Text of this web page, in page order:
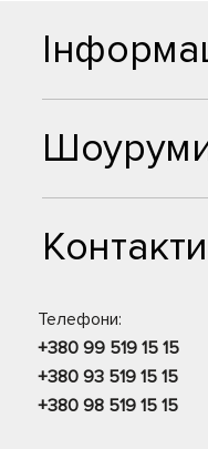
Контакти
Телефони:
+380 99 519 15 15
+380 93 519 15 15
+380 98 519 15 15